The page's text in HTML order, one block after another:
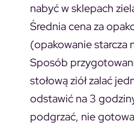
nabyć w sklepach
Średnia cena za
(opakowanie starcza
Sposób
stołową ziół zalać
odstawić na 3
podgrzać, nie